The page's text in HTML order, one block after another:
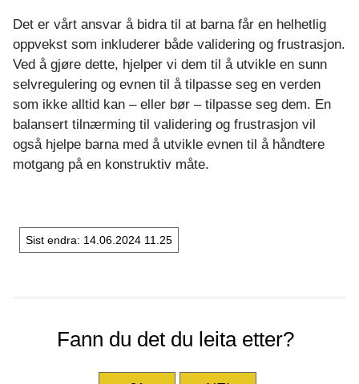
Det er vårt ansvar å bidra til at barna får en helhetlig
oppvekst som inkluderer både validering og frustrasjon.
Ved å gjøre dette, hjelper vi dem til å utvikle en sunn
selvregulering og evnen til å tilpasse seg en verden
som ikke alltid kan – eller bør – tilpasse seg dem. En
balansert tilnærming til validering og frustrasjon vil
også hjelpe barna med å utvikle evnen til å håndtere
motgang på en konstruktiv måte.
Sist endra 14.06.2024 11.25
Fann du det du leita etter?